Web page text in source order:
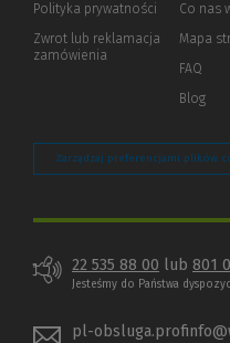
Polityka prywatności (Nowe
(Link
innej
Zwrot lub reklamacja
zamówienia
Co nas
Mapa
FAQ
Blog
Zarządzaj preferencjami plików
22 535 88 00 lub 801
Jesteśmy do Państwa
pl-